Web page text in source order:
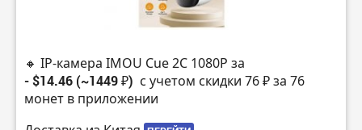
🔸 IP-камера IMOU Cue 2C 1080P за
- $14.46 (~1449 ₽) с учетом скидки 76 ₽ за 76
монет в приложении